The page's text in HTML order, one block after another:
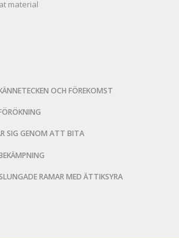
material
OCH FÖREKOMST
SIG GENOM ATT BITA
RAMAR MED ÄTTIKSYRA